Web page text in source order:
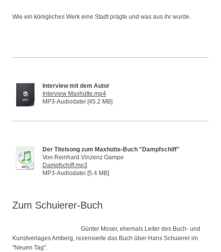
Wie ein königliches Werk eine Stadt prägte und was aus ihr wurde.
Interview mit dem Autor
Interview Maxhütte.mp4
MP3-Audiodatei [45.2 MB]
Der Titelsong zum Maxhütte-Buch "Dampfschiff"
Von Reinhard Vinzenz Gampe
Dampfschiff.mp3
MP3-Audiodatei [5.4 MB]
Zum Schuierer-Buch
Günter Moser, ehemals Leiter des Buch- und
Kunstverlages Amberg, rezensierte das Buch über Hans Schuierer im
"Neuen Tag".